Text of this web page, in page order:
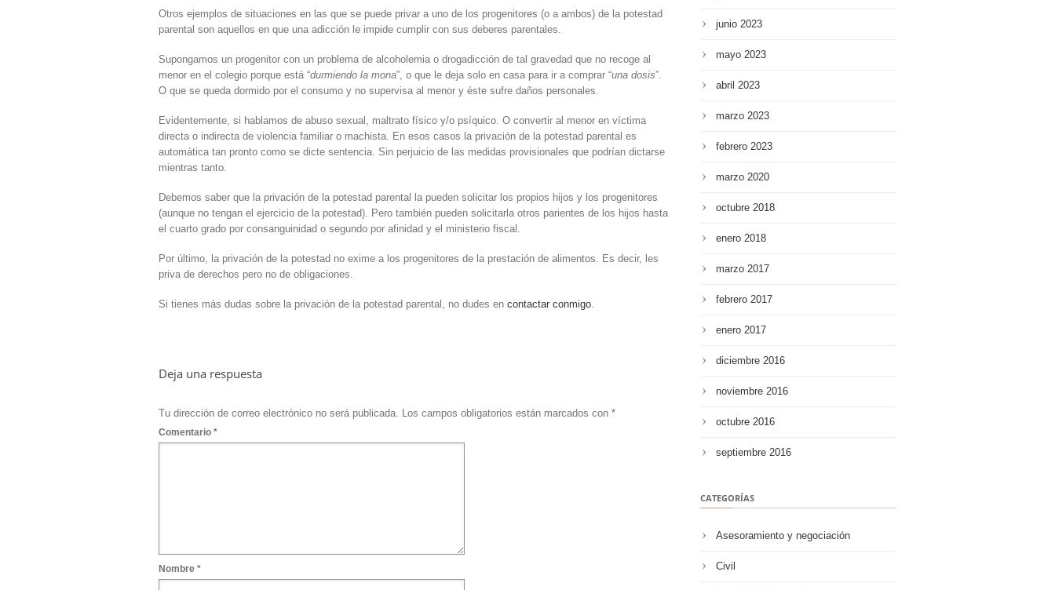
Otros ejemplos de situaciones en las que se puede privar a uno de los progenitores (o a ambos) de la potestad
parental son aquellos en que una adicción le impide cumplir con sus deberes parentales.
Supongamos un progenitor con un problema de alcoholemia o drogadicción de tal gravedad que no recoge al
menor en el colegio porque está “durmiendo la mona”, o que le deja solo en casa para ir a comprar “una dosis”.
O que se queda dormido por el consumo y no supervisa al menor y éste sufre daños personales.
Evidentemente, si hablamos de abuso sexual, maltrato físico y/o psíquico. O convertir al menor en víctima
directa o indirecta de violencia familiar o machista. En esos casos la privación de la potestad parental es
automática tan pronto como se dicte sentencia. Sin perjuicio de las medidas provisionales que podrían dictarse
mientras tanto.
Debemos saber que la privación de la potestad parental la pueden solicitar los propios hijos y los progenitores
(aunque no tengan el ejercicio de la potestad). Pero también pueden solicitarla otros parientes de los hijos hasta
el cuarto grado por consanguinidad o segundo por afinidad y el ministerio fiscal.
Por último, la privación de la potestad no exime a los progenitores de la prestación de alimentos. Es decir, les
priva de derechos pero no de obligaciones.
Si tienes más dudas sobre la privación de la potestad parental, no dudes en contactar conmigo.
Deja una respuesta
Tu dirección de correo electrónico no será publicada. Los campos obligatorios están marcados con *
Comentario *
Nombre *
junio 2023
mayo 2023
abril 2023
marzo 2023
febrero 2023
marzo 2020
octubre 2018
enero 2018
marzo 2017
febrero 2017
enero 2017
diciembre 2016
noviembre 2016
octubre 2016
septiembre 2016
CATEGORÍAS
Asesoramiento y negociación
Civil